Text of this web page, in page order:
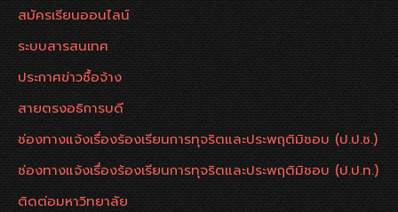
สมัครเรียนออนไลน์
ระบบสารสนเทศ
ประกาศข่าวซื้อจ้าง
สายตรงอธิการบดี
ช่องทางแจ้งเรื่องร้องเรียนการทุจริตและประพฤติมิชอบ (ป.ป.ช.)
ช่องทางแจ้งเรื่องร้องเรียนการทุจริตและประพฤติมิชอบ (ป.ป.ท.)
ติดต่อมหาวิทยาลัย